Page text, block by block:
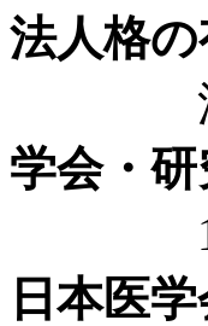
法人格
法人
学会・
日本医